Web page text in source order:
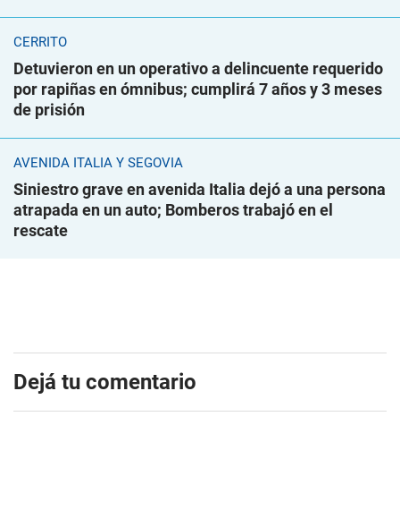
CERRITO
Detuvieron en un operativo a delincuente requerido
por rapiñas en ómnibus; cumplirá 7 años y 3 meses
de prisión
AVENIDA ITALIA Y SEGOVIA
Siniestro grave en avenida Italia dejó a una persona
atrapada en un auto; Bomberos trabajó en el
rescate
Dejá tu comentario